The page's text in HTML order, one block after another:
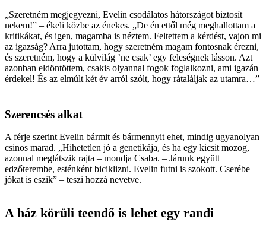
„Szeretném megjegyezni, Evelin csodálatos hátországot biztosít
nekem!” – ékeli közbe az énekes. „De én ettől még meghallottam a
kritikákat, és igen, magamba is néztem. Feltettem a kérdést, vajon mi
az igazság? Arra jutottam, hogy szeretném magam fontosnak érezni,
és szeretném, hogy a külvilág ’ne csak’ egy feleségnek lásson. Azt
azonban eldöntöttem, csakis olyannal fogok foglalkozni, ami igazán
érdekel! És az elmúlt két év arról szólt, hogy rátaláljak az utamra…”
Szerencsés alkat
A férje szerint Evelin bármit és bármennyit ehet, mindig ugyanolyan
csinos marad. „Hihetetlen jó a genetikája, és ha egy kicsit mozog,
azonnal meglátszik rajta – mondja Csaba. – Járunk együtt
edzőterembe, esténként biciklizni. Evelin futni is szokott. Cserébe
jókat is eszik” – teszi hozzá nevetve.
A ház körüli teendő is lehet egy randi